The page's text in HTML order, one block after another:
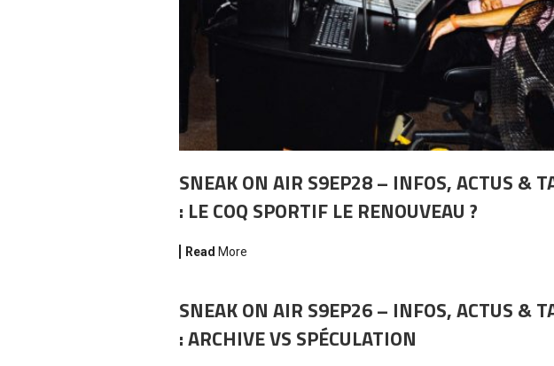
SNEAK ON AIR S9EP28 – INFOS, ACTUS &
: LE COQ SPORTIF LE RENOUVEAU ?
Read More
SNEAK ON AIR S9EP26 – INFOS, ACTUS &
: ARCHIVE VS SPÉCULATION